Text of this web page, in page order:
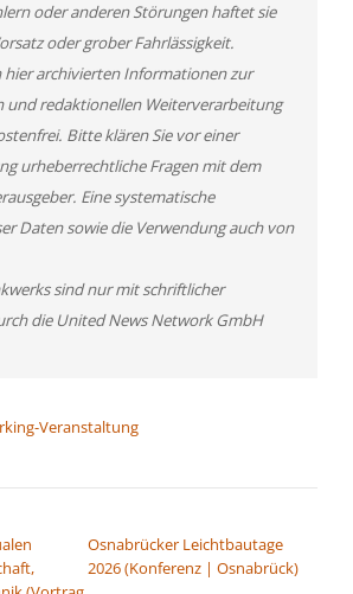
oder anderen Störungen haftet sie
oder grober Fahrlässigkeit.
hier archivierten Informationen zur
und redaktionellen Weiterverarbeitung
Bitte klären Sie vor einer
urheberrechtliche Fragen mit dem
Eine systematische
Daten sowie die Verwendung auch von
sind nur mit schriftlicher
die United News Network GmbH
Veranstaltung
Osnabrücker Leichtbautage
2026 (Konferenz | Osnabrück)